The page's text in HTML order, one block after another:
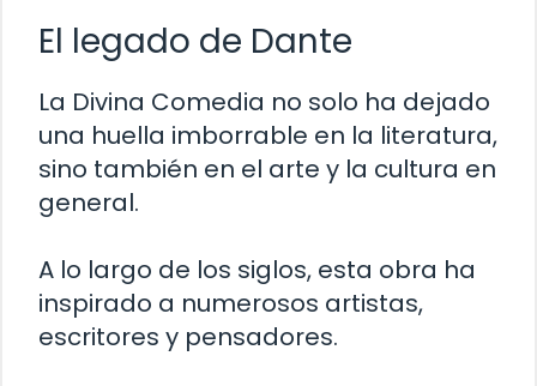
El legado de Dante
La Divina Comedia no solo ha dejado
una huella imborrable en la literatura,
sino también en el arte y la cultura en
general.
A lo largo de los siglos, esta obra ha
inspirado a numerosos artistas,
escritores y pensadores.